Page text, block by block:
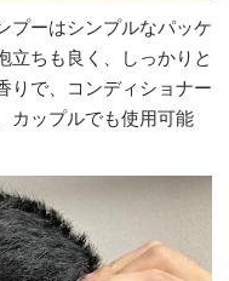
プーはシンプルなパッケ
立ちも良く、しっかりと
りで、コンディショナー
カップルでも使用可能